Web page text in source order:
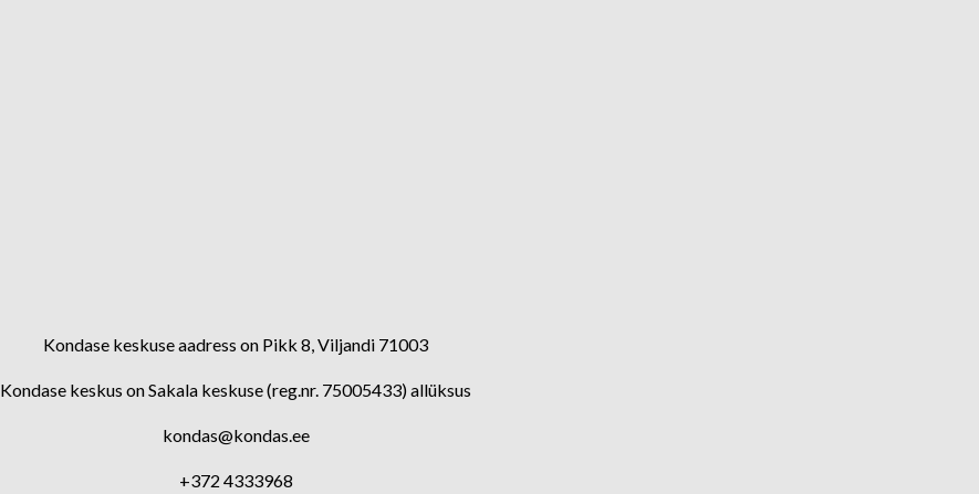
Kondase keskuse aadress on Pikk 8, Viljandi 71003
Kondase keskus on Sakala keskuse (reg.nr. 75005433) allüksus
kondas@kondas.ee
+372 4333968